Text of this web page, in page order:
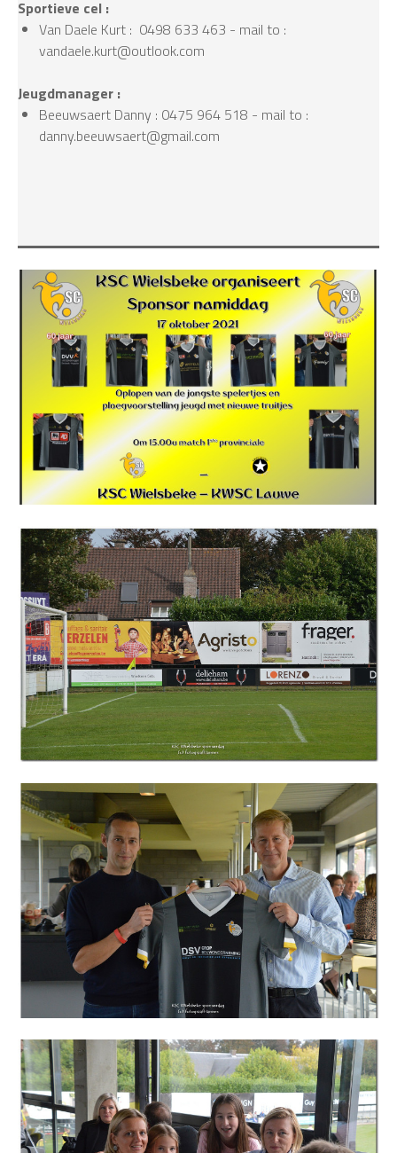
Sportieve cel :
Van Daele Kurt : 0498 633 463 - mail to :
vandaele.kurt@outlook.com
Jeugdmanager :
Beeuwsaert Danny : 0475 964 518 - mail to :
danny.beeuwsaert@gmail.com